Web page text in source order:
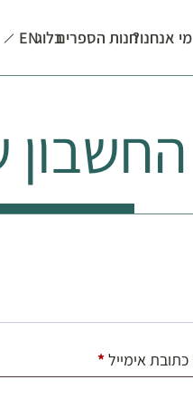
מי אנחנו?חנות הספריםבלוגEN
החשבון
אימייל*חובה